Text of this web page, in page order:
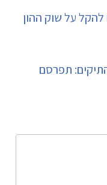
על שוק ההון
תפרסם